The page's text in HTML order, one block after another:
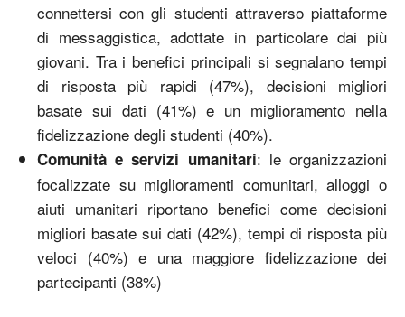
connettersi con gli studenti attraverso piattaforme
di messaggistica, adottate in particolare dai più
giovani. Tra i benefici principali si segnalano tempi
di risposta più rapidi (47%), decisioni migliori
basate sui dati (41%) e un miglioramento nella
fidelizzazione degli studenti (40%).
Comunità e servizi umanitari: le organizzazioni
focalizzate su miglioramenti comunitari, alloggi o
aiuti umanitari riportano benefici come decisioni
migliori basate sui dati (42%), tempi di risposta più
veloci (40%) e una maggiore fidelizzazione dei
partecipanti (38%)